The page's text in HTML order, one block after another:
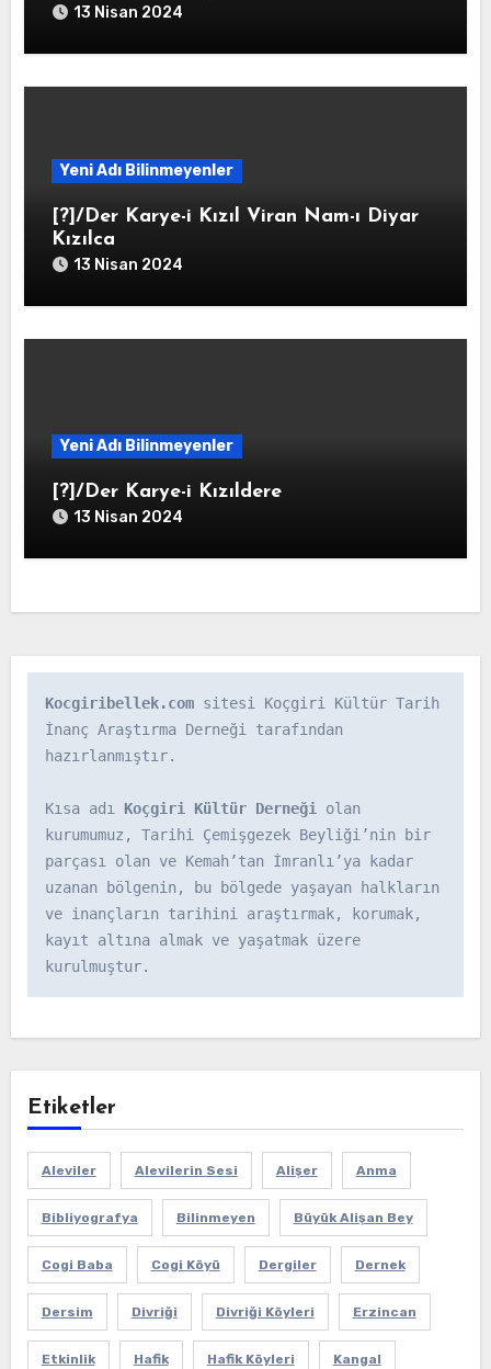
13 Nisan 2024
Yeni Adı Bilinmeyenler
[?]/Der Karye-i Kızıl Viran Nam-ı Diyar
Kızılca
13 Nisan 2024
Yeni Adı Bilinmeyenler
[?]/Der Karye-i Kızıldere
13 Nisan 2024
Kocgiribellek.com sitesi Koçgiri Kültür Tarih
İnanç Araştırma Derneği tarafından
hazırlanmıştır.
Kısa adı Koçgiri Kültür Derneği olan
kurumumuz, Tarihi Çemişgezek Beyliği’nin bir
parçası olan ve Kemah’tan İmranlı’ya kadar
uzanan bölgenin, bu bölgede yaşayan halkların
ve inançların tarihini araştırmak, korumak,
kayıt altına almak ve yaşatmak üzere
kurulmuştur.
Etiketler
Aleviler Alevilerin Sesi Alişer Anma
Bibliyografya Bilinmeyen Büyük Alişan Bey
Cogi Baba Cogi Köyü Dergiler Dernek
Dersim Divriği Divriği Köyleri Erzincan
Etkinlik Hafik Hafik Köyleri Kangal